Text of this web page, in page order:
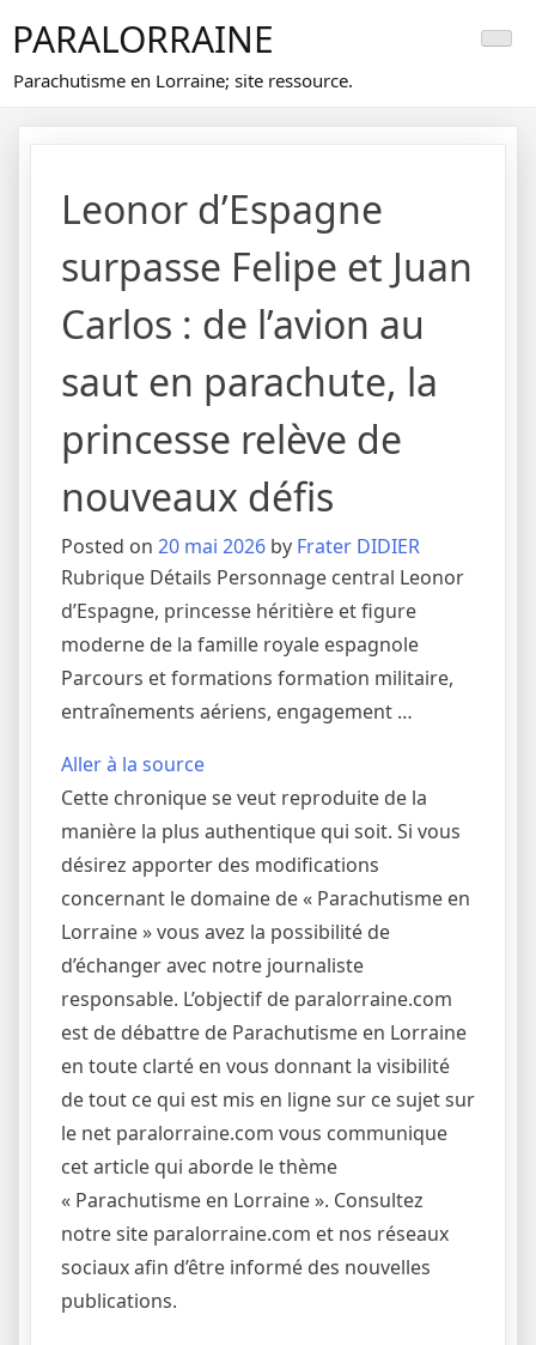
content
PARALORRAINE
Parachutisme en Lorraine; site ressource.
Leonor d’Espagne
surpasse Felipe et Juan
Carlos : de l’avion au
saut en parachute, la
princesse relève de
nouveaux défis
Posted on 20 mai 2026 by Frater DIDIER
Rubrique Détails Personnage central Leonor
d’Espagne, princesse héritière et figure
moderne de la famille royale espagnole
Parcours et formations formation militaire,
entraînements aériens, engagement …
Aller à la source
Cette chronique se veut reproduite de la
manière la plus authentique qui soit. Si vous
désirez apporter des modifications
concernant le domaine de « Parachutisme en
Lorraine » vous avez la possibilité de
d’échanger avec notre journaliste
responsable. L’objectif de paralorraine.com
est de débattre de Parachutisme en Lorraine
en toute clarté en vous donnant la visibilité
de tout ce qui est mis en ligne sur ce sujet sur
le net paralorraine.com vous communique
cet article qui aborde le thème
« Parachutisme en Lorraine ». Consultez
notre site paralorraine.com et nos réseaux
sociaux afin d’être informé des nouvelles
publications.